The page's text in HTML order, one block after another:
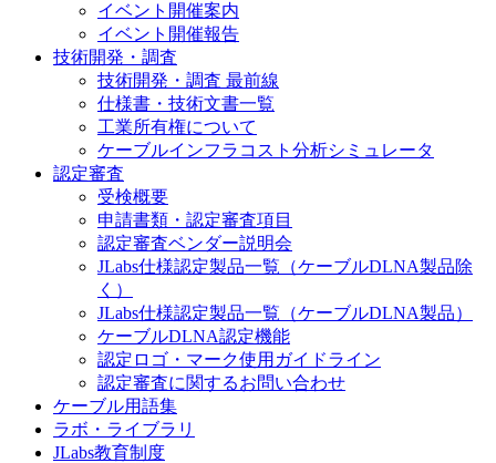
イベント開催案内
イベント開催報告
技術開発・調査
技術開発・調査 最前線
仕様書・技術文書一覧
工業所有権について
ケーブルインフラコスト分析シミュレータ
認定審査
受検概要
申請書類・認定審査項目
認定審査ベンダー説明会
JLabs仕様認定製品一覧（ケーブルDLNA製品除
く）
JLabs仕様認定製品一覧（ケーブルDLNA製品）
ケーブルDLNA認定機能
認定ロゴ・マーク使用ガイドライン
認定審査に関するお問い合わせ
ケーブル用語集
ラボ・ライブラリ
JLabs教育制度